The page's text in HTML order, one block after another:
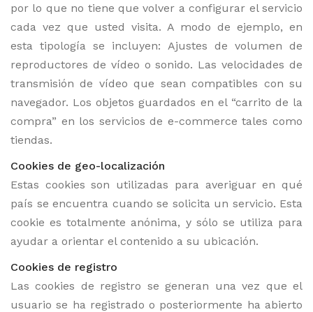
por lo que no tiene que volver a configurar el servicio
cada vez que usted visita. A modo de ejemplo, en
esta tipología se incluyen: Ajustes de volumen de
reproductores de vídeo o sonido. Las velocidades de
transmisión de vídeo que sean compatibles con su
navegador. Los objetos guardados en el “carrito de la
compra” en los servicios de e-commerce tales como
tiendas.
Cookies de geo-localización
Estas cookies son utilizadas para averiguar en qué
país se encuentra cuando se solicita un servicio. Esta
cookie es totalmente anónima, y sólo se utiliza para
ayudar a orientar el contenido a su ubicación.
Cookies de registro
Las cookies de registro se generan una vez que el
usuario se ha registrado o posteriormente ha abierto